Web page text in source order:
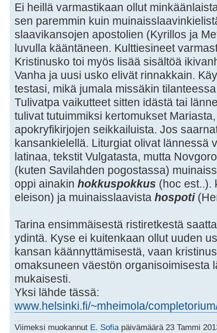
Ei heillä varmastikaan ollut
sen paremmin kuin
slaavikansojen apostolien (Kyrillos ja
luvulla kääntäneen. Kulttiesineet
Kristinusko toi myös lisää sisältöä
Vanha ja uusi usko elivät rinnakkain.
testasi, mikä jumala missäkin
Tulivatpa vaikutteet sitten idästä tai
tulivat tutuimmiksi kertomukset
apokryfikirjojen seikkailuista. Jos
kansankielellä. Liturgiat olivat lännessä
latinaa, tekstit Vulgatasta, mutta
(kuten Savilahden pogostassa)
oppi ainakin hokkuspokkus (hoc
eleison) ja muinaisslaavista hospoti
Tarina ensimmäisestä ristiretkestä
ydintä. Kyse ei kuitenkaan ollut uuden
kansan käännyttämisestä, vaan
omaksuneen väestön organisoimisesta
mukaisesti.
Yksi lähde tässä:
www.helsinki.fi/~mheimola/
Viimeksi muokannut E. Sofia päivämäärä 23 Tammi